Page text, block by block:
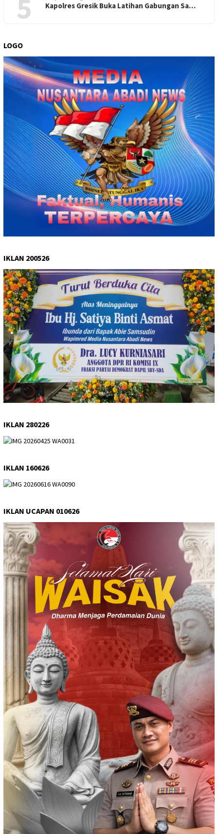
5 Kapolres Gresik Buka Latihan Gabungan Sa…
LOGO
IKLAN 200526
IKLAN 280226
IKLAN 160626
IKLAN UCAPAN 010626